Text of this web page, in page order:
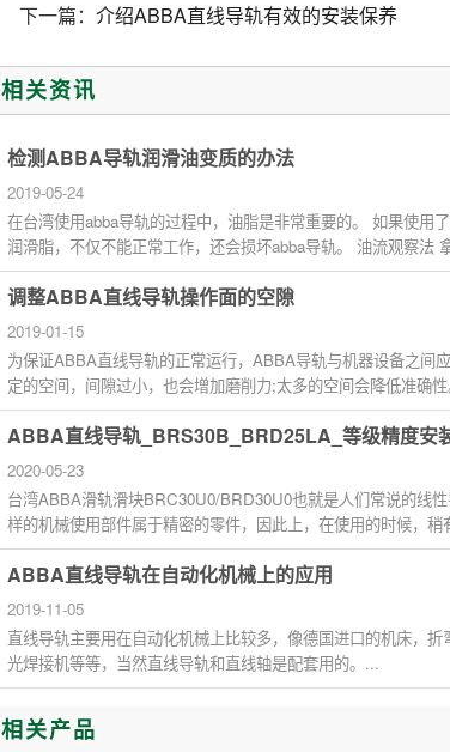
下一篇： 介绍ABBA直线导轨有效的安装保养
相关资讯
检测ABBA导轨润滑油变质的办法
2019-05-24
在台湾使用abba导轨的过程中，油脂是非常重要的。 如果使用
润滑脂，不仅不能正常工作，还会损坏abba导轨。 油流观察法
子,其中一个需...
调整ABBA直线导轨操作面的空隙
2019-01-15
为保证ABBA直线导轨的正常运行，ABBA导轨与机器设备之间
定的空间，间隙过小，也会增加磨削力;太多的空间会降低准确
证ABBA直线导轨的...
ABBA直线导轨_BRS30B_BRD25LA_等级精度安
2020-05-23
台湾ABBA滑轨滑块BRC30U0/BRD30U0也就是人们常说的线
样的机械使用部件属于精密的零件，因此上，在使用的时候，稍
就会造成零件的损坏，...
ABBA直线导轨在自动化机械上的应用
2019-11-05
直线导轨主要用在自动化机械上比较多，像德国进口的机床，折
光焊接机等等，当然直线导轨和直线轴是配套用的。...
相关产品